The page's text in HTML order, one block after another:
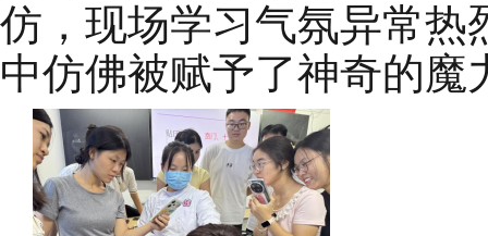
仿，现场学习气氛异常热
中仿佛被赋予了神奇的魔